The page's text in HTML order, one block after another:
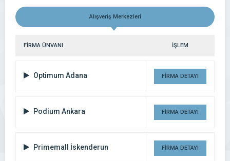
Alışveriş Merkezleri
FİRMA ÜNVANI İŞLEM
Optimum Adana FİRMA DETAYI
Podium Ankara FİRMA DETAYI
Primemall İskenderun FİRMA DETAYI